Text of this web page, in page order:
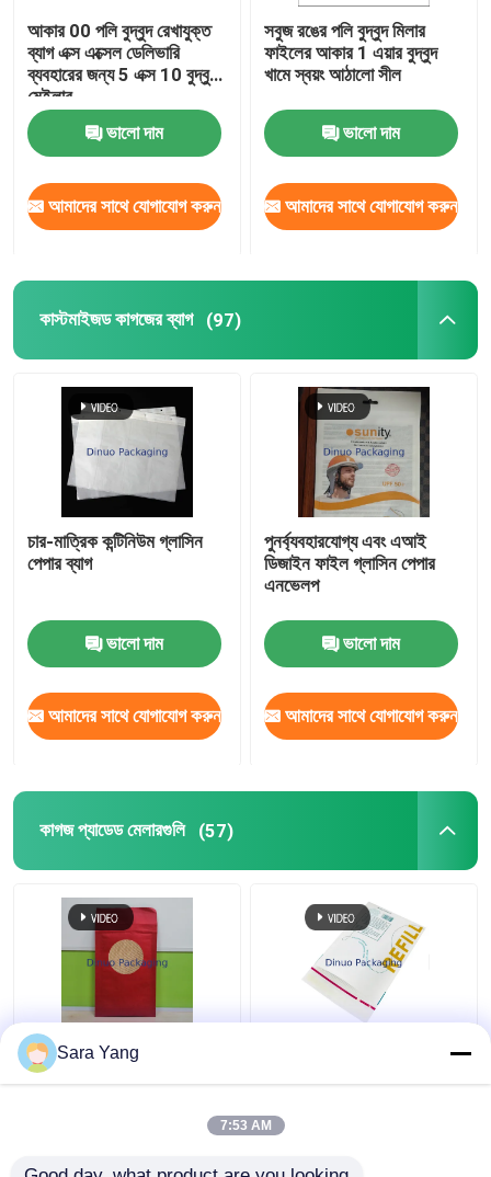
আকার 00 পলি বুদ্বুদ রেখাযুক্ত
ব্যাগ এক্স এক্সেল ডেলিভারি
ব্যবহারের জন্য 5 এক্স 10 বুদ্বুদ
মেইলার
ভালো দাম
আমাদের সাথে যোগাযোগ করুন
সবুজ রঙের পলি বুদ্বুদ মিলার
ফাইলের আকার 1 এয়ার বুদ্বুদ
খামে স্বয়ং আঠালো সীল
ভালো দাম
আমাদের সাথে যোগাযোগ করুন
কাস্টমাইজড কাগজের ব্যাগ (97)
চার-মাত্রিক কন্টিনিউম গ্লাসিন
পেপার ব্যাগ
ভালো দাম
আমাদের সাথে যোগাযোগ করুন
পুনর্ব্যবহারযোগ্য এবং এআই
ডিজাইন ফাইল গ্লাসিন পেপার
এনভেলপ
ভালো দাম
আমাদের সাথে যোগাযোগ করুন
কাগজ প্যাডেড মেলারগুলি (57)
বড় স্ব - সিল বুদ্বুদ মেলার্স
মধুচক্র কাগজ প্যাডেড
শিপিং খামগুলি
Sara Yang
7:53 AM